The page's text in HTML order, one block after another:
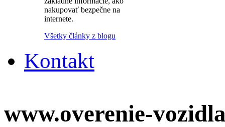
nakupovať bezpečne na
internete.
Všetky články z blogu
Kontakt
www.overenie-